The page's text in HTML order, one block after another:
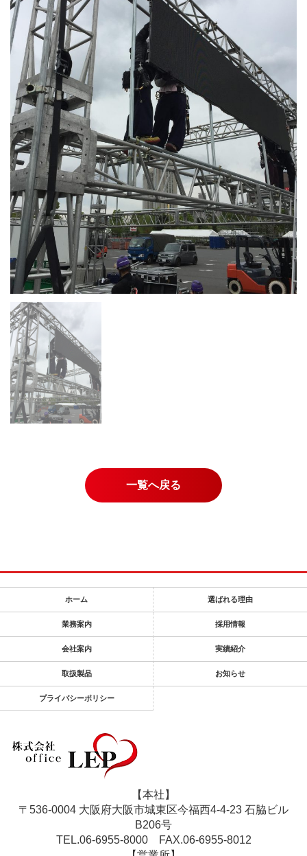
一覧へ戻る
ホーム 選ばれる理由
業務案内 採用情報
会社案内 実績紹介
取扱製品 お知らせ
プライバシーポリシー
【本社】
〒536-0004 大阪府大阪市城東区今福西4-4-23 石脇ビル
B206号
TEL.06-6955-8000FAX.06-6955-8012